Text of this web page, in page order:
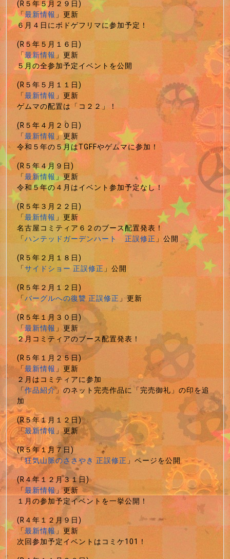
(R５年５月２９日)
「最新情報」更新
６月４日にボドゲフリマに参加予定！
(R５年５月１６日)
「最新情報」更新
５月の全参加予定イベントを公開
(R５年５月１１日)
「最新情報」更新
ゲムマの配置は「コ２２」！
(R５年４月２０日)
「最新情報」更新
令和５年の５月はTGFFやゲムマに参加！
(R５年４月９日)
「最新情報」更新
令和５年の４月はイベント参加予定なし！
(R５年３月２２日)
「最新情報」更新
名古屋コミティア６２のブース配置発表！
「ハンテッドガーデンハート 正誤修正」公開
(R５年２月１８日)
「サイドショー 正誤修正」公開
(R５年２月１２日)
「バーグルへの復讐 正誤修正」更新
(R５年１月３０日)
「最新情報」更新
２月コミティアのブース配置発表！
(R５年１月２５日)
「最新情報」更新
２月はコミティアに参加
「作品紹介」のネット完売作品に「完売御礼」の印を追
加
(R５年１月１２日)
「最新情報」更新
(R５年１月７日)
「狂気山脈のささやき 正誤修正」ページを公開
(R４年１２月３１日)
「最新情報」更新
１月の参加予定イベントを一挙公開！
(R４年１２月９日)
「最新情報」更新
次回参加予定イベントはコミケ101！